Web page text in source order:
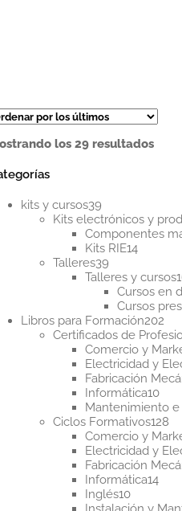
los 29 resultados
kits y cursos39
productos
Kits electrónicos y
Componentes
Kits RIE1414
Talleres39
productos
Talleres y cursos
Cursos en
Cursos
Libros para Formación202
Certificados de
Comercio y
Electricidad y
Fabricación
Informática1010
Mantenimiento
Ciclos Formativos128
Comercio y
Electricidad y
Fabricación
Informática1414
Inglés1010